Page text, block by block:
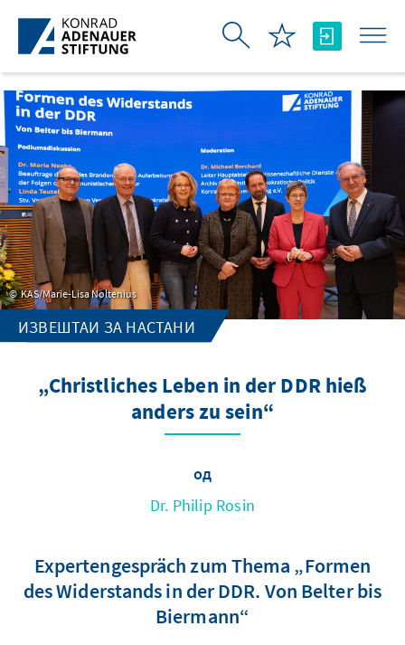
Skip to Main Content
KAS/Marie-Lisa Noltenius
ИЗВЕШТАИ ЗА НАСТАНИ
„Christliches Leben in der DDR hieß
anders zu sein“
од
Dr. Philip Rosin
Expertengespräch zum Thema „Formen
des Widerstands in der DDR. Von Belter bis
Biermann“